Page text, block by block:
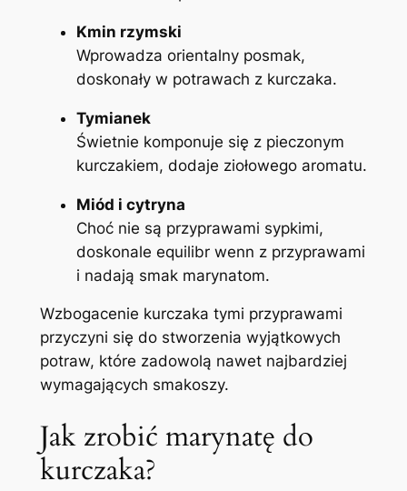
Kmin rzymski
Wprowadza orientalny posmak,
doskonały w potrawach z kurczaka.
Tymianek
Świetnie komponuje się z pieczonym
kurczakiem, dodaje ziołowego aromatu.
Miód i cytryna
Choć nie są przyprawami sypkimi,
doskonale equilibr wenn z przyprawami
i nadają smak marynatom.
Wzbogacenie kurczaka tymi przyprawami
przyczyni się do stworzenia wyjątkowych
potraw, które zadowolą nawet najbardziej
wymagających smakoszy.
Jak zrobić marynatę do
kurczaka?